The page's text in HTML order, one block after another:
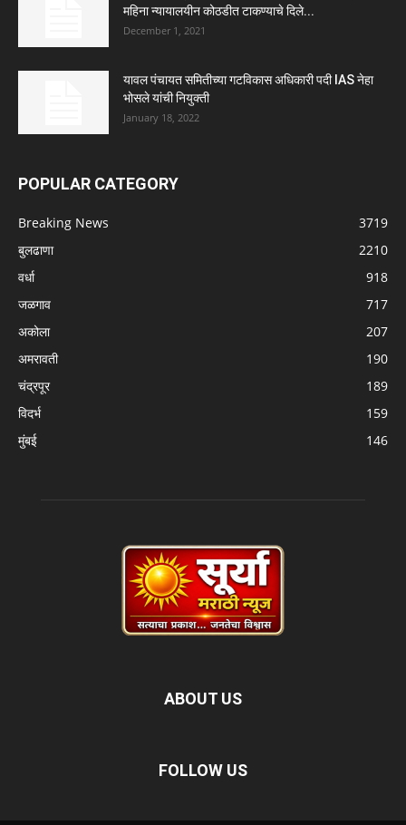
महिना न्यायालयीन कोठडीत टाकण्याचे दिले...
December 1, 2021
यावल पंचायत समितीच्या गटविकास अधिकारी पदी IAS नेहा
भोसले यांची नियुक्ती
January 18, 2022
POPULAR CATEGORY
Breaking News
3719
बुलढाणा
2210
वर्धा
918
जळगाव
717
अकोला
207
अमरावती
190
चंद्रपूर
189
विदर्भ
159
मुंबई
146
ABOUT US
FOLLOW US